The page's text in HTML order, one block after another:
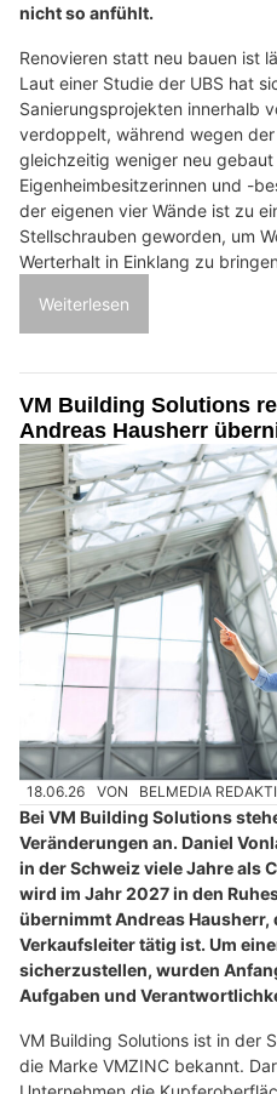
nicht so anfühlt.
Renovieren statt neu bauen ist
Laut einer Studie der UBS hat
Sanierungsprojekten innerhalb
verdoppelt, während wegen
gleichzeitig weniger neu gebaut
Eigenheimbesitzerinnen und -
der eigenen vier Wände ist zu
Stellschrauben geworden, um
Werterhalt in Einklang zu
Weiterlesen
VM Building Solutions
Andreas Hausherr
18.06.26 VON BELMEDIA
Bei VM Building Solutions
Veränderungen an. Daniel
in der Schweiz viele Jahre als
wird im Jahr 2027 in den
übernimmt Andreas Hausherr,
Verkaufsleiter tätig ist. Um
sicherzustellen, wurden
Aufgaben und
VM Building Solutions ist in der
die Marke VMZINC bekannt.